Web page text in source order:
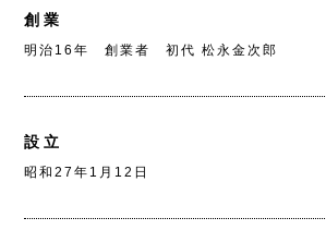
創業
明治16年 創業者 初代 松永金次郎
設立
昭和27年1月12日